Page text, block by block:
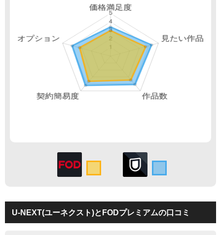
U-NEXT(ユーネクスト)とFODプレミアムの口コミ